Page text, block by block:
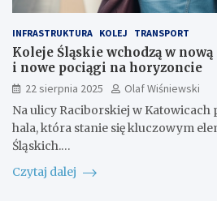
INFRASTRUKTURA KOLEJ TRANSPORT
Koleje Śląskie wchodzą w nową
i nowe pociągi na horyzoncie
22 sierpnia 2025
Olaf Wiśniewski
Na ulicy Raciborskiej w Katowicach
hala, która stanie się kluczowym
Śląskich.…
Czytaj dalej